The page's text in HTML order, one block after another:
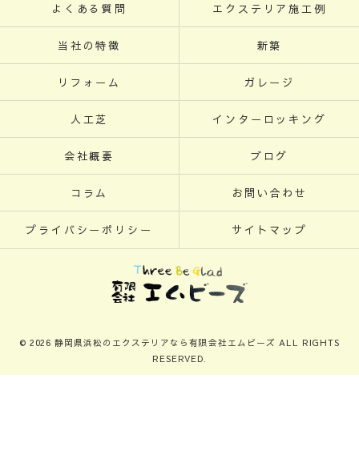
よくある質問 エクステリア施工例
当社の特徴 新築
リフォーム ガレージ
人工芝 インターロッキング
会社概要 ブログ
コラム お問い合わせ
プライバシーポリシー サイトマップ
© 2026 静岡県浜松のエクステリアなら有限会社エムビーズ ALL RIGHTS
RESERVED.